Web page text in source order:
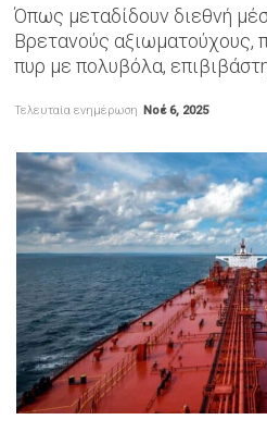
Όπως μεταδίδουν διεθνή
Βρετανούς αξιωματούχους,
πυρ με πολυβόλα,
Τελευταία ενημέρωση Νοέ 6, 2025